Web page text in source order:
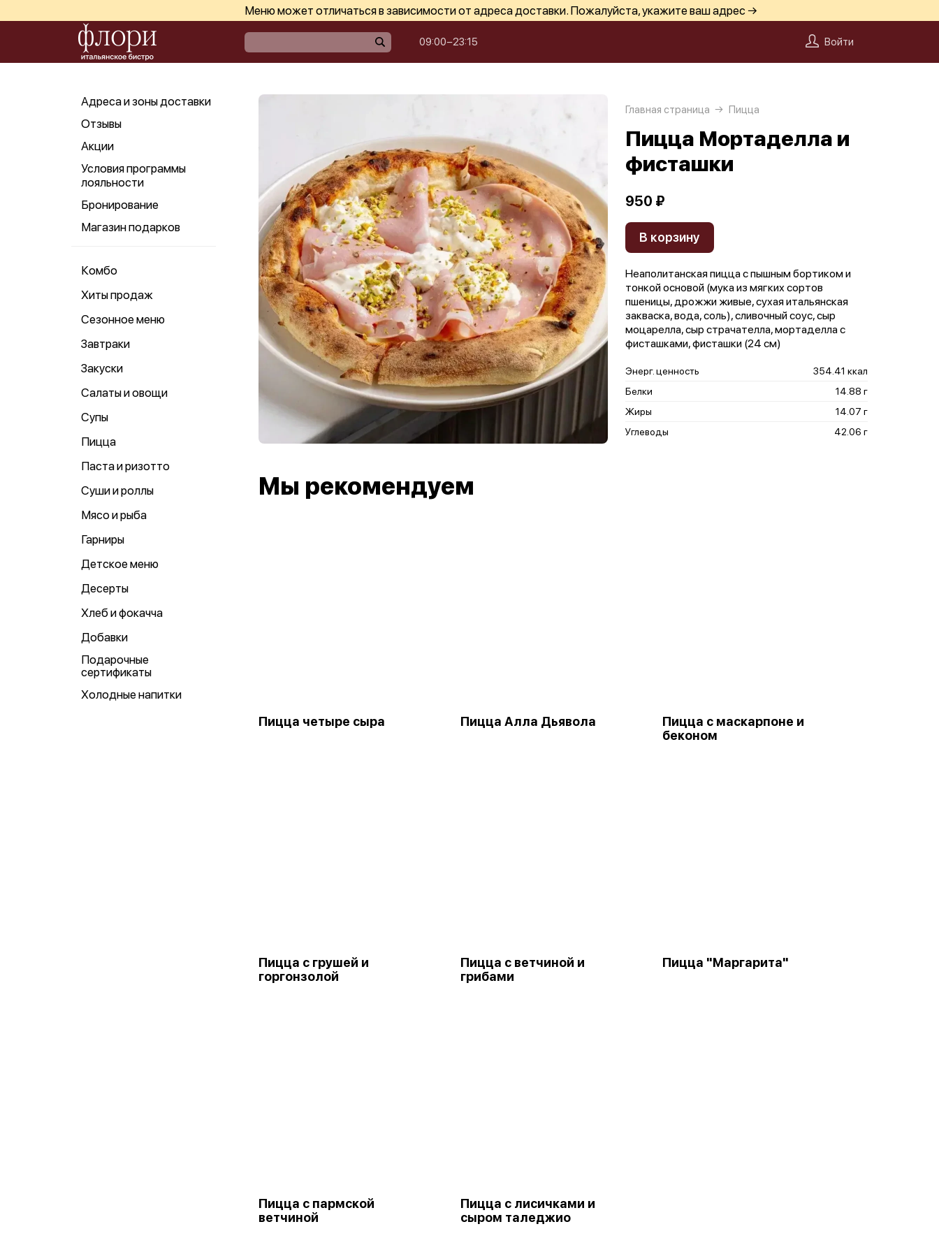
Меню может отличаться в зависимости от адреса доставки. Пожалуйста, укажите ваш адрес →
09:00−23:15 Войти
Адреса и зоны доставки
Отзывы
Акции
Условия программы
лояльности
Бронирование
Магазин подарков
Комбо
Хиты продаж
Сезонное меню
Завтраки
Закуски
Салаты и овощи
Супы
Пицца
Паста и ризотто
Суши и роллы
Мясо и рыба
Гарниры
Детское меню
Десерты
Хлеб и фокачча
Добавки
Подарочные
сертификаты
Холодные напитки
Главная страница Пицца
Пицца Мортаделла и
фисташки
950 ₽
В корзину
Неаполитанская пицца с пышным бортиком и
тонкой основой (мука из мягких сортов
пшеницы, дрожжи живые, сухая итальянская
закваска, вода, соль), сливочный соус, сыр
моцарелла, сыр страчателла, мортаделла с
фисташками, фисташки (24 см)
Энерг. ценность
354.41 ккал
Белки
14.88 г
Жиры
14.07 г
Углеводы
42.06 г
Мы рекомендуем
Пицца четыре сыра Пицца Алла Дьявола
Пицца с маскарпоне и
беконом
Пицца с грушей и
горгонзолой
Пицца с ветчиной и
грибами
Пицца "Маргарита"
Пицца с пармской
ветчиной
Пицца с лисичками и
сыром таледжио